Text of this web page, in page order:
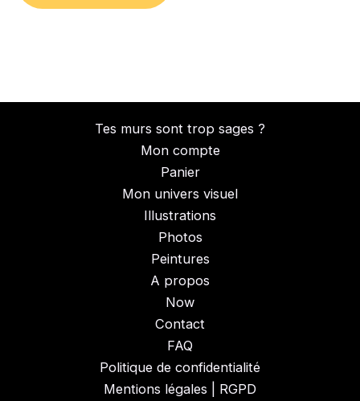
Tes murs sont trop sages ?
Mon compte
Panier
Mon univers visuel
Illustrations
Photos
Peintures
A propos
Now
Contact
FAQ
Politique de confidentialité
Mentions légales | RGPD